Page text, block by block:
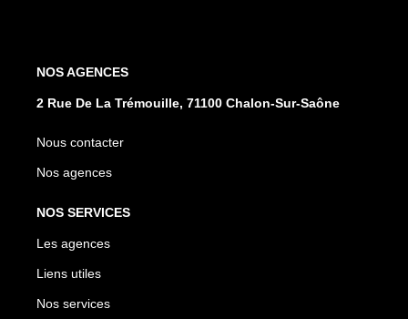
NOS AGENCES
2 Rue De La Trémouille, 71100 Chalon-Sur-Saône
Nous contacter
Nos agences
NOS SERVICES
Les agences
Liens utiles
Nos services